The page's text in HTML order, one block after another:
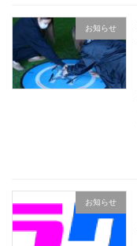
お知らせ
お知らせ